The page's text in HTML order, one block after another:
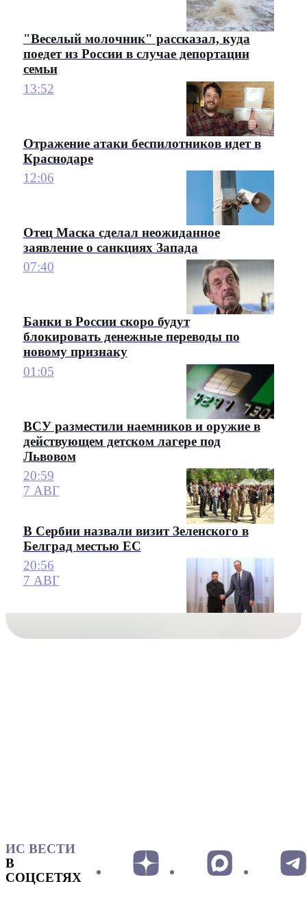
"Веселый молочник" рассказал, куда
поедет из России в случае депортации
семьи
13:52
Отражение атаки беспилотников идет в
Краснодаре
12:06
Отец Маска сделал неожиданное
заявление о санкциях Запада
07:40
Банки в России скоро будут
блокировать денежные переводы по
новому признаку
01:05
ВСУ разместили наемников и оружие в
действующем детском лагере под
Львовом
20:59
7 АВГ
В Сербии назвали визит Зеленского в
Белград местью ЕС
20:56
7 АВГ
ИС ВЕСТИ
В
СОЦСЕТЯХ